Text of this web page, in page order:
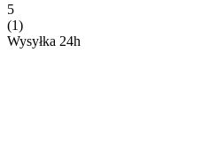
5
(1)
Wysyłka 24h